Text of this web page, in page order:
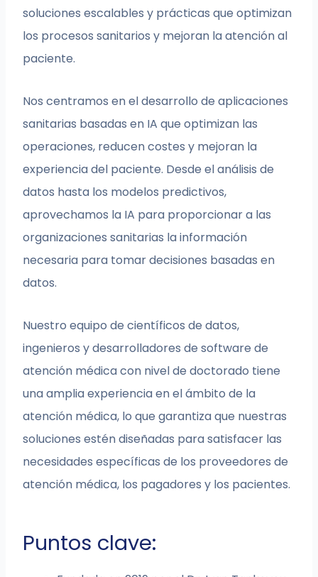
soluciones escalables y prácticas que optimizan
los procesos sanitarios y mejoran la atención al
paciente.
Nos centramos en el desarrollo de aplicaciones
sanitarias basadas en IA que optimizan las
operaciones, reducen costes y mejoran la
experiencia del paciente. Desde el análisis de
datos hasta los modelos predictivos,
aprovechamos la IA para proporcionar a las
organizaciones sanitarias la información
necesaria para tomar decisiones basadas en
datos.
Nuestro equipo de científicos de datos,
ingenieros y desarrolladores de software de
atención médica con nivel de doctorado tiene
una amplia experiencia en el ámbito de la
atención médica, lo que garantiza que nuestras
soluciones estén diseñadas para satisfacer las
necesidades específicas de los proveedores de
atención médica, los pagadores y los pacientes.
Puntos clave: